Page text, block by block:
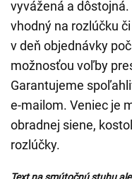
vyvážená a
vhodný na rozlúčku
v deň objednávky
možnosťou voľby
Garantujeme
e-mailom. Veniec je
obradnej siene,
rozlúčky.